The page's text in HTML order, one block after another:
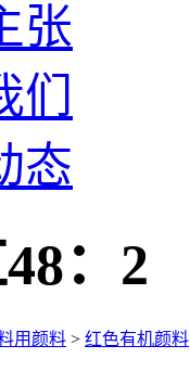
张
态
：2
用颜料 > 红色有机颜料